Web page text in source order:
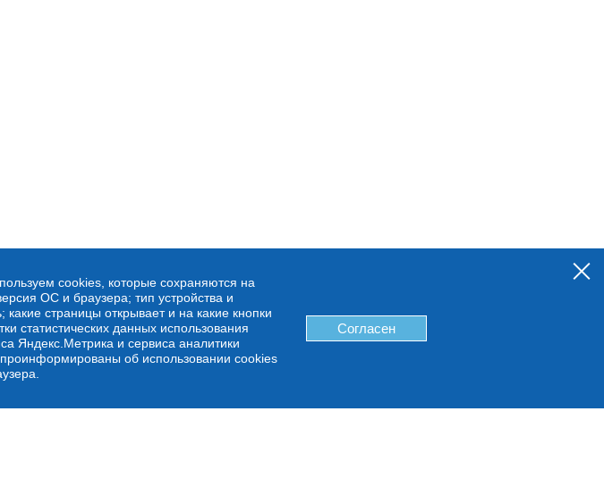
cookies, которые сохраняются на
ОС и браузера; тип устройства и
страницы открывает и на какие кнопки
статистических данных использования
Яндекс.Метрика и сервиса аналитики
об использовании cookies
Согласен